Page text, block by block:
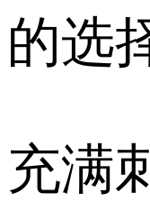
的选
充满